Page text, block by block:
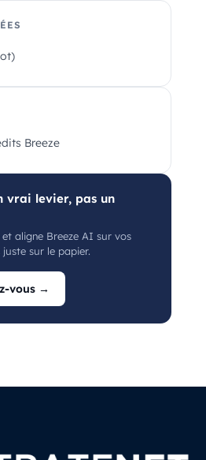
Breeze
vrai levier, pas un
aligne Breeze AI sur vos
sur le papier.
vous →